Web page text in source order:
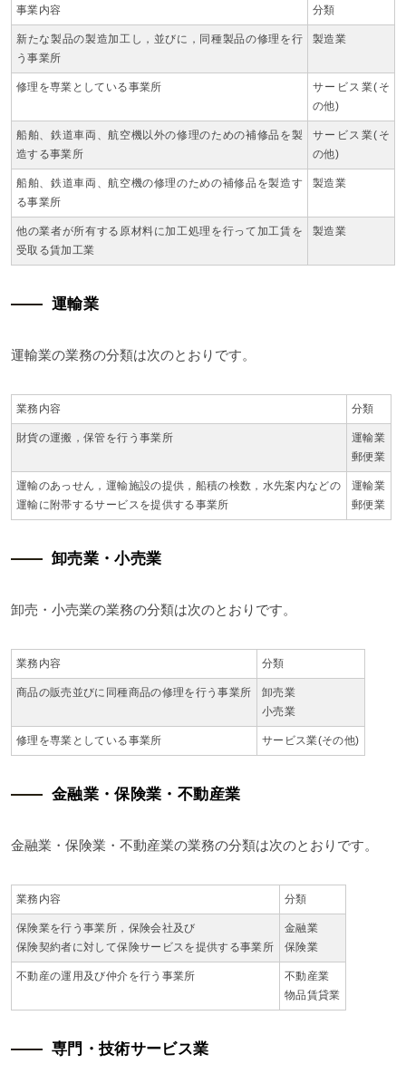
事業内容 分類
新たな製品の製造加工し，並びに，同種製品の修理を行
う事業所
製造業
修理を専業としている事業所
サービス業(そ
の他)
船舶、鉄道車両、航空機以外の修理のための補修品を製
造する事業所
サービス業(そ
の他)
船舶、鉄道車両、航空機の修理のための補修品を製造す
る事業所
製造業
他の業者が所有する原材料に加工処理を行って加工賃を
受取る賃加工業
製造業
運輸業
運輸業の業務の分類は次のとおりです。
業務内容 分類
財貨の運搬，保管を行う事業所
運輸業
郵便業
運輸のあっせん，運輸施設の提供，船積の検数，水先案内などの
運輸に附帯するサービスを提供する事業所
運輸業
郵便業
卸売業・小売業
卸売・小売業の業務の分類は次のとおりです。
業務内容 分類
商品の販売並びに同種商品の修理を行う事業所
卸売業
小売業
修理を専業としている事業所 サービス業(その他)
金融業・保険業・不動産業
金融業・保険業・不動産業の業務の分類は次のとおりです。
業務内容 分類
保険業を行う事業所，保険会社及び
保険契約者に対して保険サービスを提供する事業所
金融業
保険業
不動産の運用及び仲介を行う事業所
不動産業
物品賃貸業
専門・技術サービス業